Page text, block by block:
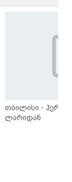
თბილისი -
ლარიდან